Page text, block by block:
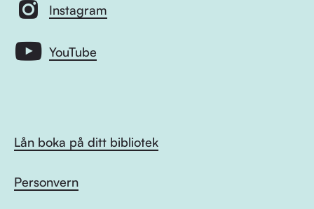
Instagram
YouTube
Lån boka på ditt bibliotek
Personvern